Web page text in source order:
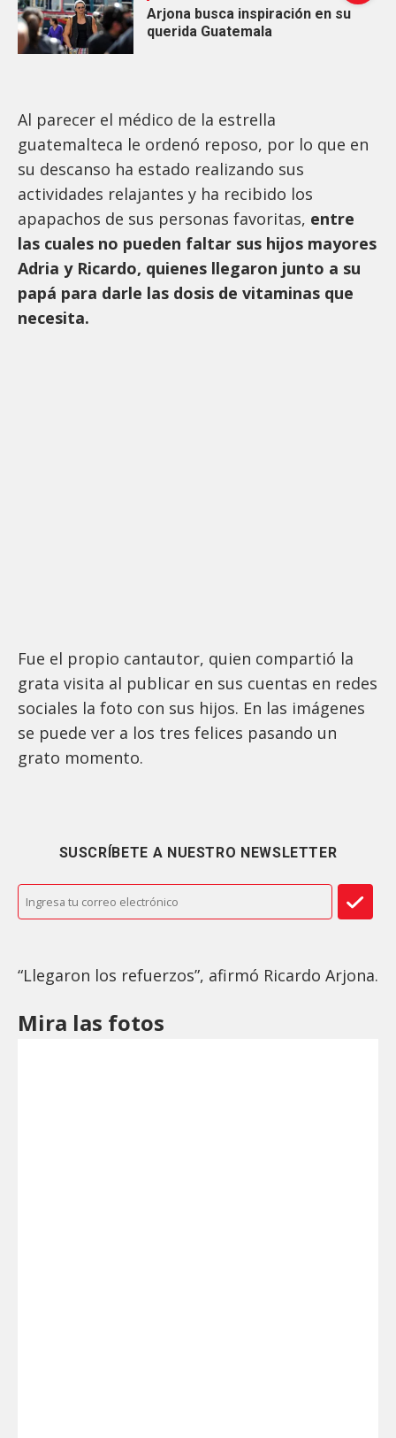
Arjona busca inspiración en su
querida Guatemala
Al parecer el médico de la estrella
guatemalteca le ordenó reposo, por lo que en
su descanso ha estado realizando sus
actividades relajantes y ha recibido los
apapachos de sus personas favoritas, entre
las cuales no pueden faltar sus hijos mayores
Adria y Ricardo, quienes llegaron junto a su
papá para darle las dosis de vitaminas que
necesita.
Fue el propio cantautor, quien compartió la
grata visita al publicar en sus cuentas en redes
sociales la foto con sus hijos. En las imágenes
se puede ver a los tres felices pasando un
grato momento.
SUSCRÍBETE A NUESTRO NEWSLETTER
“Llegaron los refuerzos”, afirmó Ricardo Arjona.
Mira las fotos